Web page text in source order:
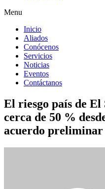
Menu
Inicio
Aliados
Conócenos
Servicios
Noticias
Eventos
Contáctanos
El riesgo país de
cerca de 50 %
acuerdo